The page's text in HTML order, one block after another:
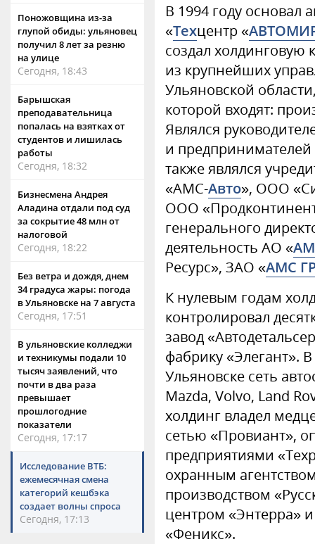
Поножовщина из-за
глупой обиды: ульяновец
получил 8 лет за резню
на улице
Сегодня, 18:43
Барышская
преподавательница
попалась на взятках от
студентов и лишилась
работы
Сегодня, 18:32
Бизнесмена Андрея
Аладина отдали под суд
за сокрытие 48 млн от
налоговой
Сегодня, 18:22
Без ветра и дождя, днем
34 градуса жары: погода
в Ульяновске на 7 августа
Сегодня, 17:51
В ульяновские колледжи
и техникумы подали 10
тысяч заявлений, что
почти в два раза
превышает
прошлогодние
показатели
Сегодня, 17:17
Исследование ВТБ:
ежемесячная смена
категорий кешбэка
создает волны спроса
Сегодня, 17:13
В 1994 году основал
«Техцентр «
создал
из крупнейших
Ульяновской
которой входят:
Являлся
и предпринимателей
также являлся
«АМС-Авто», ООО
ООО
генерального
деятельность АО «
Ресурс», ЗАО «АМС
К нулевым годам
контролировал
завод
фабрику «Элегант».
Ульяновске сеть
Mazda, Volvo, Land
холдинг владел
сетью «Провиант»,
предприятиями
охранным
производством
центром «Энтерра»
«Феникс».